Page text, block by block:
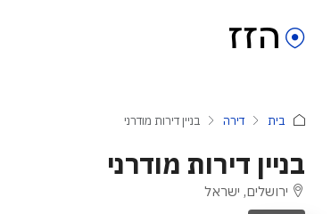
בית דירה בניין דירות מודרני
בניין דירות מודרני
ירושלים, ישראל